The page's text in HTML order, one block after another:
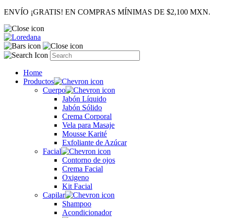
ENVÍO ¡GRATIS! EN COMPRAS MÍNIMAS DE $2,100 MXN.
Home
Productos
Cuerpo
Jabón Líquido
Jabón Sólido
Crema Corporal
Vela para Masaje
Mousse Karité
Exfoliante de Azúcar
Facial
Contorno de ojos
Crema Facial
Oxigeno
Kit Facial
Capilar
Shampoo
Acondicionador